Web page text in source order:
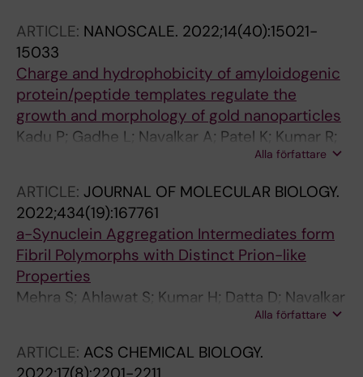
ARTICLE: NANOSCALE. 2022;14(40):15021-
15033
Charge and hydrophobicity of amyloidogenic
protein/peptide templates regulate the
growth and morphology of gold nanoparticles
Kadu P; Gadhe L; Navalkar A; Patel K; Kumar R;
Alla författare
ARTICLE: JOURNAL OF MOLECULAR BIOLOGY.
2022;434(19):167761
a-Synuclein Aggregation Intermediates form
Fibril Polymorphs with Distinct Prion-like
Properties
Mehra S; Ahlawat S; Kumar H; Datta D; Navalkar
A; Singh N; Patel K; Gadhe L; Kadu P; Kumar R;
R; Udgaonkar JB; Agarwal V; Maji SK
Alla författare
ARTICLE: ACS CHEMICAL BIOLOGY.